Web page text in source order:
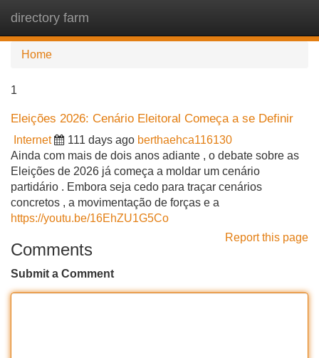
directory farm
Home
1
Eleições 2026: Cenário Eleitoral Começa a se Definir
Internet 111 days ago berthaehca116130
Ainda com mais de dois anos adiante , o debate sobre as
Eleições de 2026 já começa a moldar um cenário
partidário . Embora seja cedo para traçar cenários
concretos , a movimentação de forças e a
https://youtu.be/16EhZU1G5Co
Report this page
Comments
Submit a Comment